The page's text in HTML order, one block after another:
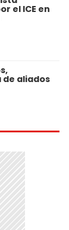
el ICE en
de aliados